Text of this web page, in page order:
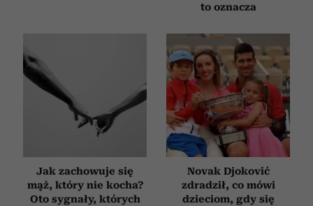
to oznacza
Jak zachowuje się
mąż, który nie kocha?
Oto sygnały, których
Novak Djoković
zdradził, co mówi
dzieciom, gdy się